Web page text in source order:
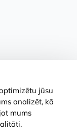
politika
un nosacījumi
jūsu
analizēt, kā
mums